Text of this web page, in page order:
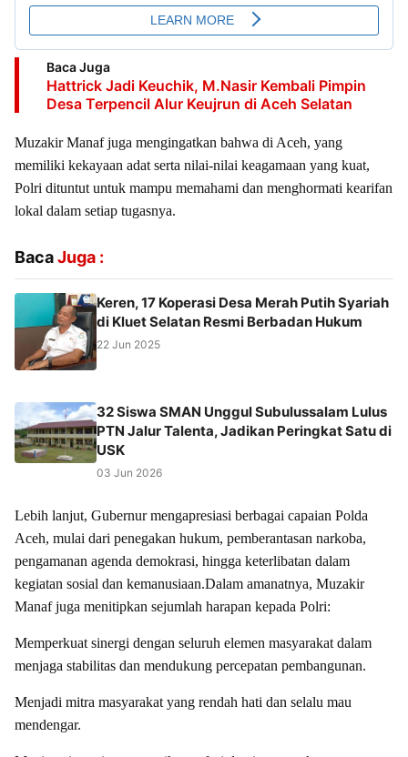
Baca Juga
Hattrick Jadi Keuchik, M.Nasir Kembali Pimpin
Desa Terpencil Alur Keujrun di Aceh Selatan
Muzakir Manaf juga mengingatkan bahwa di Aceh, yang
memiliki kekayaan adat serta nilai-nilai keagamaan yang kuat,
Polri dituntut untuk mampu memahami dan menghormati kearifan
lokal dalam setiap tugasnya.
BacaJuga :
Keren, ‎17 Koperasi Desa Merah Putih Syariah
di Kluet Selatan Resmi Berbadan Hukum
22 Jun 2025
32 Siswa SMAN Unggul Subulussalam Lulus
PTN Jalur Talenta, Jadikan Peringkat Satu di
USK
03 Jun 2026
Lebih lanjut, Gubernur mengapresiasi berbagai capaian Polda
Aceh, mulai dari penegakan hukum, pemberantasan narkoba,
pengamanan agenda demokrasi, hingga keterlibatan dalam
kegiatan sosial dan kemanusiaan.Dalam amanatnya, Muzakir
Manaf juga menitipkan sejumlah harapan kepada Polri:
Memperkuat sinergi dengan seluruh elemen masyarakat dalam
menjaga stabilitas dan mendukung percepatan pembangunan.
Menjadi mitra masyarakat yang rendah hati dan selalu mau
mendengar.